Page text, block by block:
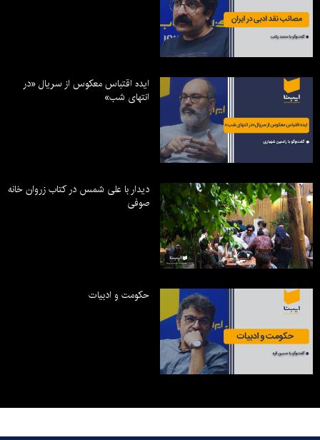
ایده اقتباس معکوس از سریال «در
انتهای شب»
دیدار با علی شمس در کتاب زروان خانه
صوفی
حکومت و ادبیات